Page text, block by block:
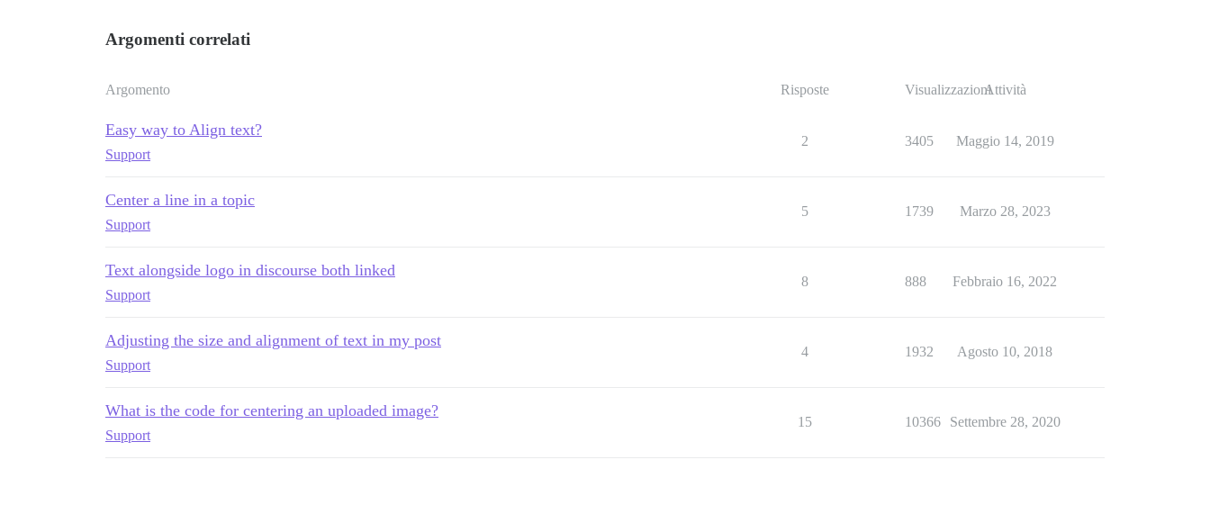
Argomenti correlati
Argomento Risposte VisualizzazioniAttività
Easy way to Align text?
Support
2 3405 Maggio 14, 2019
Center a line in a topic
Support
5 1739 Marzo 28, 2023
Text alongside logo in discourse both linked
Support
8 888 Febbraio 16, 2022
Adjusting the size and alignment of text in my post
Support
4 1932 Agosto 10, 2018
What is the code for centering an uploaded image?
Support
15 10366 Settembre 28, 2020